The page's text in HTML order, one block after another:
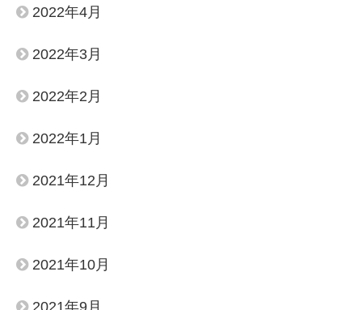
2022年4月
2022年3月
2022年2月
2022年1月
2021年12月
2021年11月
2021年10月
2021年9月